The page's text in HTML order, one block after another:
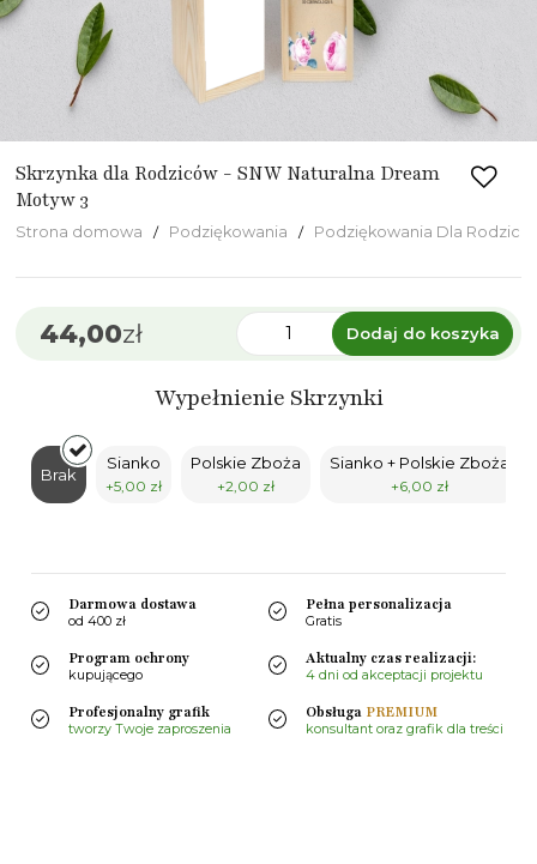
Skrzynka dla Rodziców - SNW Naturalna Dream
Motyw 3
Strona domowa Podziękowania Podziękowania Dla
44,00zł Dodaj do koszyka
Wypełnienie Skrzynki
Brak
Sianko
+5,00 zł
Polskie Zboża
+2,00 zł
Sianko + Polskie Zboża
+6,00 zł
Darmowa dostawa
od 400 zł
Pełna personalizacja
Gratis
Program ochrony
kupującego
Aktualny czas realizacji:
4 dni od akceptacji projektu
Profesjonalny grafik
tworzy Twoje zaproszenia
Obsługa PREMIUM
konsultant oraz grafik dla treści